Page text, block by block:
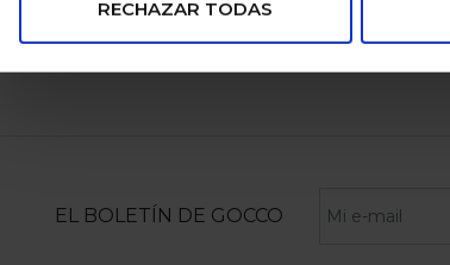
RECHAZAR TODAS
a partir de 65€
EL BOLETÍN DE GOCCO